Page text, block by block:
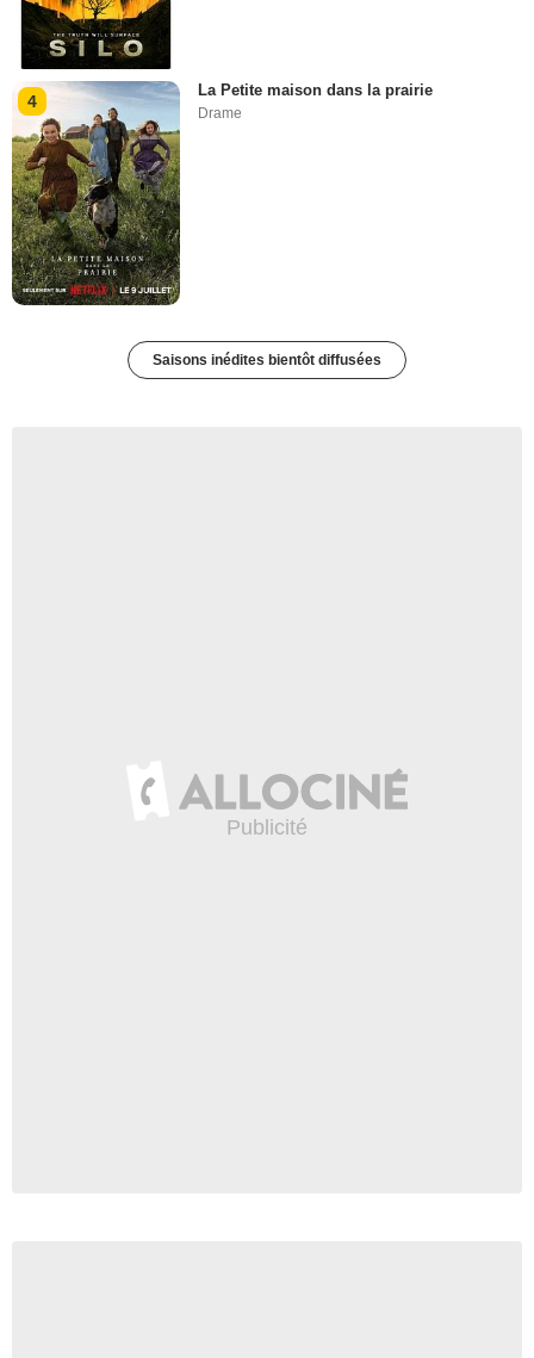
4
La Petite maison dans la prairie
Drame
Saisons inédites bientôt diffusées